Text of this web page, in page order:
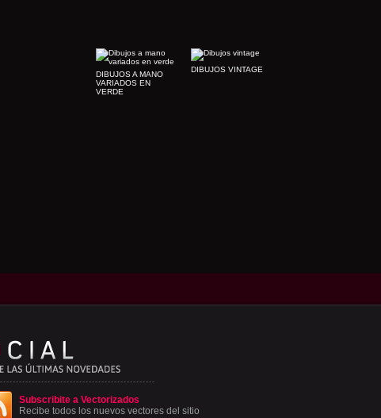
DIBUJOS VINTAGE
DIBUJOS A MANO
VARIADOS EN
VERDE
Subscribite a Vectorizados
Recibe todos los nuevos vectores del sitio